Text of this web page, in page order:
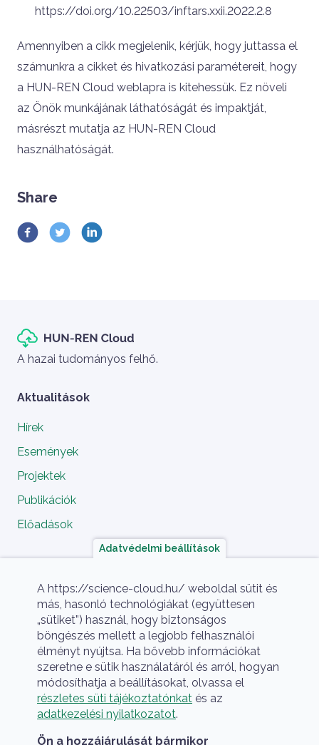
https://doi.org/10.22503/inftars.xxii.2022.2.8
Amennyiben a cikk megjelenik, kérjük, hogy juttassa el
számunkra a cikket és hivatkozási paramétereit, hogy
a HUN-REN Cloud weblapra is kitehessük. Ez növeli
az Önök munkájának láthatóságát és impaktját,
másrészt mutatja az HUN-REN Cloud
használhatóságát.
Sidebar
Share
Szlogen
A hazai tudományos felhő.
Aktualitások
Hírek
Események
Projektek
Publikációk
Előadások
A HUN-REN Cloud a hazai TOP50
Adatvédelmi beállítások
A https://science-cloud.hu/ weboldal sütit és
más, hasonló technológiákat (együttesen
„sütiket”) használ, hogy biztonságos
böngészés mellett a legjobb felhasználói
élményt nyújtsa. Ha bővebb információkat
szeretne e sütik használatáról és arról, hogyan
módosíthatja a beállításokat, olvassa el
részletes süti tájékoztatónkat és az
adatkezelési nyilatkozatot.
Ön a hozzájárulását bármikor